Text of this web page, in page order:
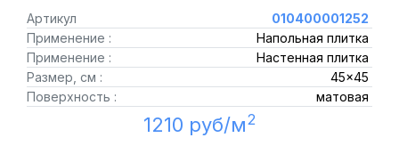
Артикул
010400001252
Применение :
Напольная плитка
Применение :
Настенная плитка
Размер, см :
45x45
Поверхность :
матовая
1210 руб/м2